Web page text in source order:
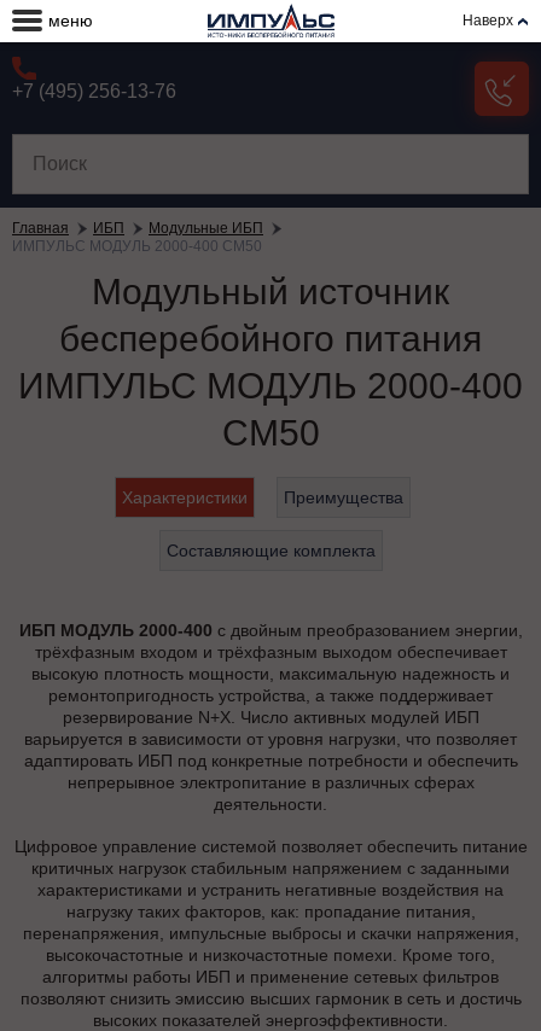
меню Наверх
+7 (495) 256-13-76
Главная ИБП
Модульные ИБП
ИМПУЛЬС МОДУЛЬ 2000-400 СМ50
Модульный источник
бесперебойного питания
ИМПУЛЬС МОДУЛЬ 2000-400
СМ50
Характеристики Преимущества
Составляющие комплекта
ИБП МОДУЛЬ 2000-400 с двойным преобразованием энергии,
трёхфазным входом и трёхфазным выходом обеспечивает
высокую плотность мощности, максимальную надежность и
ремонтопригодность устройства, а также поддерживает
резервирование N+X. Число активных модулей ИБП
варьируется в зависимости от уровня нагрузки, что позволяет
адаптировать ИБП под конкретные потребности и обеспечить
непрерывное электропитание в различных сферах
деятельности.
Цифровое управление системой позволяет обеспечить питание
критичных нагрузок стабильным напряжением с заданными
характеристиками и устранить негативные воздействия на
нагрузку таких факторов, как: пропадание питания,
перенапряжения, импульсные выбросы и скачки напряжения,
высокочастотные и низкочастотные помехи. Кроме того,
алгоритмы работы ИБП и применение сетевых фильтров
позволяют снизить эмиссию высших гармоник в сеть и достичь
высоких показателей энергоэффективности.